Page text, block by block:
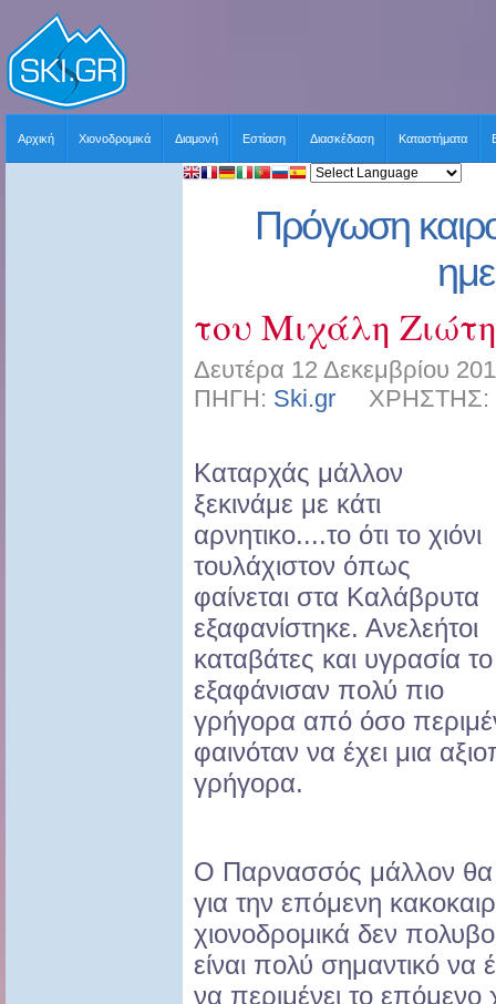
Αρχική Χιονοδρομικά Διαμονή Εστίαση Διασκέδαση Καταστήματα
Πρόγωση
του Μιχάλη Ζιώτη
Δευτέρα 12 Δεκεμβρίου
ΠΗΓΗ: Ski.gr ΧΡΗΣΤΗΣ:
Kαταρχάς μάλλον
ξεκινάμε με κάτι
αρνητικο....το ότι το χιόνι
τουλάχιστον όπως
φαίνεται στα Καλάβρυτα
εξαφανίστηκε. Ανελεήτοι
καταβάτες και υγρασία το
εξαφάνισαν πολύ πιο
γρήγορα από όσο
φαινόταν να έχει μια
γρήγορα.
Ο Παρνασσός μάλλον θα
για την επόμενη
χιονοδρομικά δεν
είναι πολύ σημαντικό να
να περιμένει το επόμενο